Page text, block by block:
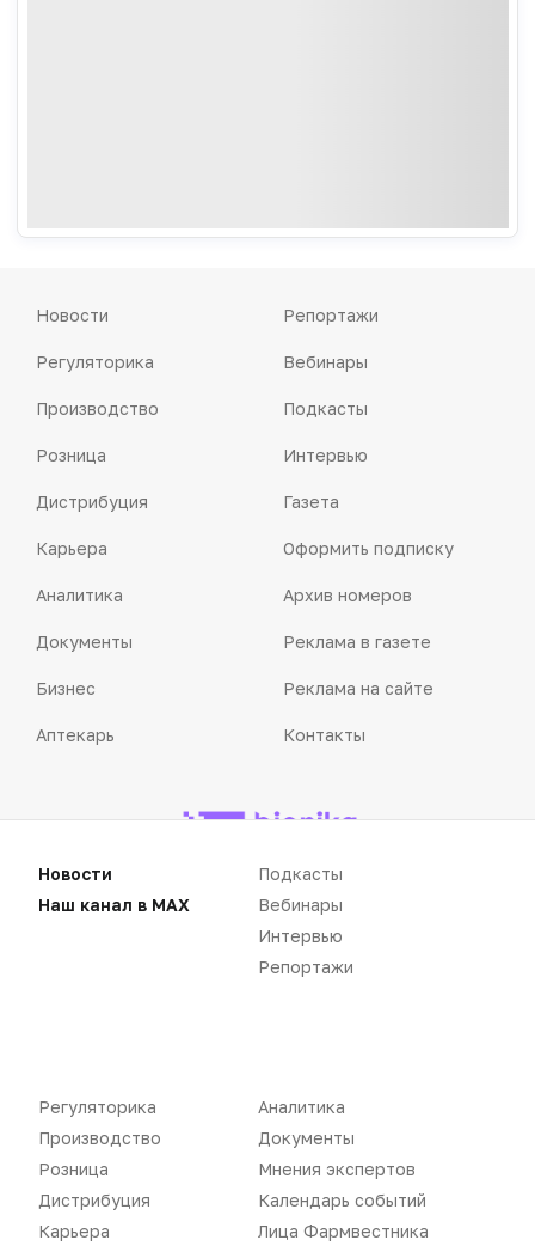
«Политика конфиденциальности»
«Редакционная политика»
Новости
Регуляторика
Производство
Розница
Дистрибуция
Карьера
Аналитика
Документы
Бизнес
Аптекарь
Репортажи
Вебинары
Подкасты
Интервью
Газета
Оформить подписку
Архив номеров
Реклама в газете
Реклама на сайте
Контакты
ограничений, установленных Правообладателем
автора используемых материалов и ссылки на портал
Pharmvestnik.ru как на источник заимствования с обязательной
Продолжая использовать наш сайт, вы даете согласие на
Новости
Наш канал в MAX
Подкасты
Вебинары
Интервью
Репортажи
Регуляторика
Производство
Розница
Дистрибуция
Карьера
Аналитика
Документы
Мнения экспертов
Календарь событий
Лица Фармвестника